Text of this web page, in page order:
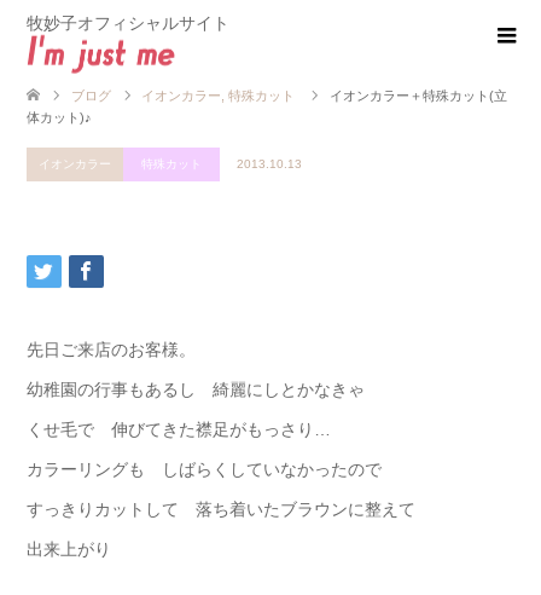
牧妙子オフィシャルサイト
ブログ イオンカラー 特殊カット
イオンカラー＋特殊カット(立
体カット)♪
イオンカラー 特殊カット 2013.10.13
先日ご来店のお客様。
幼稚園の行事もあるし 綺麗にしとかなきゃ
くせ毛で 伸びてきた襟足がもっさり…
カラーリングも しばらくしていなかったので
すっきりカットして 落ち着いたブラウンに整えて
出来上がり